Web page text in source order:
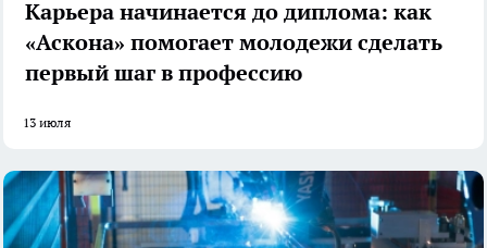
Карьера начинается до диплома: как
«Аскона» помогает молодежи сделать
первый шаг в профессию
13 июля